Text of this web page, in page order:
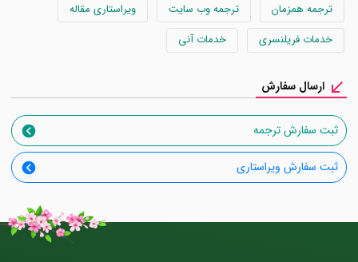
ترجمه همزمان
ترجمه وب سایت
ویراستاری مقاله
خدمات فریلنسری
خدمات آنی
ارسال سفارش
ثبت سفارش ترجمه
ثبت سفارش ویراستاری